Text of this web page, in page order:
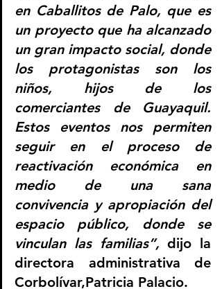
en Caballitos de Palo, que es
un proyecto que ha alcanzado
un gran impacto social, donde
los protagonistas son los
niños, hijos de los
comerciantes de Guayaquil.
Estos eventos nos permiten
seguir en el proceso de
reactivación económica en
medio de una sana
convivencia y apropiación del
espacio público, donde se
vinculan las familias”, dijo la
directora administrativa de
Corbolívar,Patricia Palacio.